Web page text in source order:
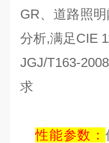
GR、道路照
分析,满足CIE
JGJ/T163-2008
求
性能参数：